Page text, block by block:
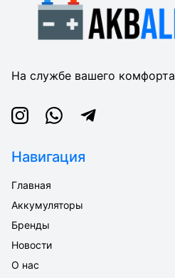
На службе вашего комфорта
InstagramWhatsappTelegram
Навигация
Главная
Аккумуляторы
Бренды
Новости
О нас